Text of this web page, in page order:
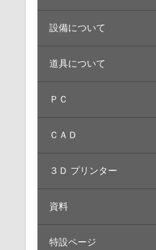
設備について
道具について
ＰＣ
ＣＡＤ
３Ｄ プリンター
資料
特設ページ